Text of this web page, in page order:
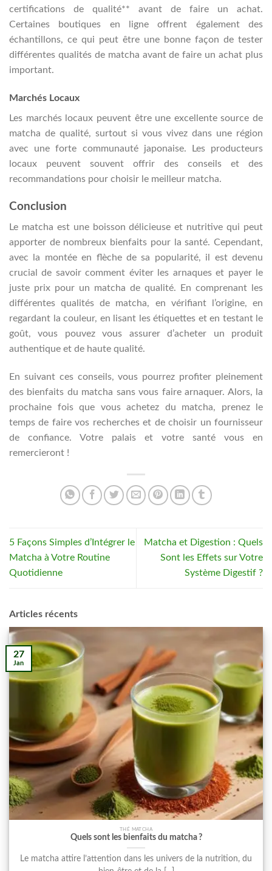
certifications de qualité** avant de faire un achat.
Certaines boutiques en ligne offrent également des
échantillons, ce qui peut être une bonne façon de tester
différentes qualités de matcha avant de faire un achat plus
important.
Marchés Locaux
Les marchés locaux peuvent être une excellente source de
matcha de qualité, surtout si vous vivez dans une région
avec une forte communauté japonaise. Les producteurs
locaux peuvent souvent offrir des conseils et des
recommandations pour choisir le meilleur matcha.
Conclusion
Le matcha est une boisson délicieuse et nutritive qui peut
apporter de nombreux bienfaits pour la santé. Cependant,
avec la montée en flèche de sa popularité, il est devenu
crucial de savoir comment éviter les arnaques et payer le
juste prix pour un matcha de qualité. En comprenant les
différentes qualités de matcha, en vérifiant l’origine, en
regardant la couleur, en lisant les étiquettes et en testant le
goût, vous pouvez vous assurer d’acheter un produit
authentique et de haute qualité.
En suivant ces conseils, vous pourrez profiter pleinement
des bienfaits du matcha sans vous faire arnaquer. Alors, la
prochaine fois que vous achetez du matcha, prenez le
temps de faire vos recherches et de choisir un fournisseur
de confiance. Votre palais et votre santé vous en
remercieront !
5 Façons Simples d’Intégrer le
Matcha à Votre Routine
Quotidienne
Matcha et Digestion : Quels
Sont les Effets sur Votre
Système Digestif ?
Articles récents
THÉ MATCHA
Quels sont les bienfaits du matcha ?
Le matcha attire l’attention dans les univers de la nutrition, du
27
Jan